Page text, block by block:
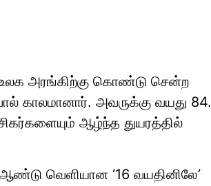
அரங்கிற்கு கொண்டு சென்ற
காலமானார். அவருக்கு வயது 84.
ஆழ்ந்த துயரத்தில்
வெளியான ‘16 வயதினிலே’